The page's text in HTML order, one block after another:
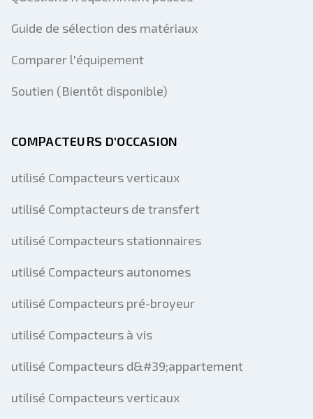
Guide de sélection des matériaux
Comparer l'équipement
Soutien (Bientôt disponible)
COMPACTEURS D'OCCASION
utilisé Compacteurs verticaux
utilisé Comptacteurs de transfert
utilisé Compacteurs stationnaires
utilisé Compacteurs autonomes
utilisé Compacteurs pré-broyeur
utilisé Compacteurs à vis
utilisé Compacteurs d&#39;appartement
utilisé Compacteurs verticaux